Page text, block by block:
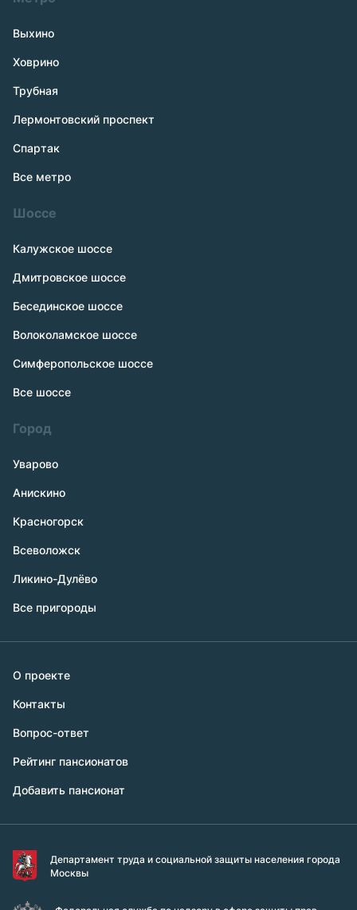
Выхино
Ховрино
Трубная
Лермонтовский проспект
Спартак
Все метро
Шоссе
Калужское шоссе
Дмитровское шоссе
Бесединское шоссе
Волоколамское шоссе
Симферопольское шоссе
Все шоссе
Город
Уварово
Анискино
Красногорск
Всеволожск
Ликино-Дулёво
Все пригороды
О проекте
Контакты
Вопрос-ответ
Рейтинг пансионатов
Добавить пансионат
Департамент труда и социальной защиты населения города
Москвы